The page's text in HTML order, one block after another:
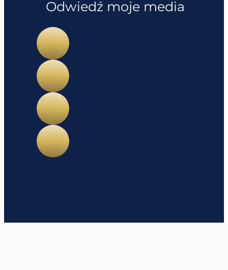
Odwiedź moje media